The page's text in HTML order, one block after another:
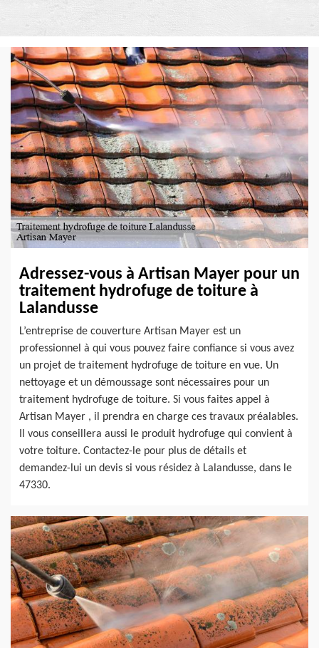
Adressez-vous à Artisan Mayer pour un
traitement hydrofuge de toiture à
Lalandusse
L’entreprise de couverture Artisan Mayer est un
professionnel à qui vous pouvez faire confiance si vous avez
un projet de traitement hydrofuge de toiture en vue. Un
nettoyage et un démoussage sont nécessaires pour un
traitement hydrofuge de toiture. Si vous faites appel à
Artisan Mayer , il prendra en charge ces travaux préalables.
Il vous conseillera aussi le produit hydrofuge qui convient à
votre toiture. Contactez-le pour plus de détails et
demandez-lui un devis si vous résidez à Lalandusse, dans le
47330.